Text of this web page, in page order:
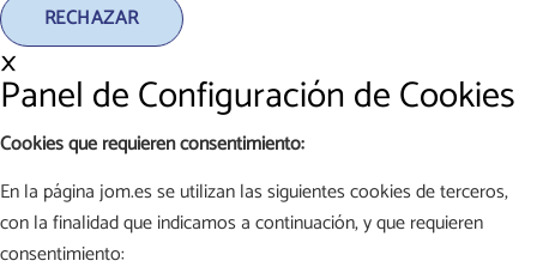
RECHAZAR
×
Panel de Configuración de Cookies
Cookies que requieren consentimiento:
En la página jom.es se utilizan las siguientes cookies de terceros,
con la finalidad que indicamos a continuación, y que requieren
consentimiento: